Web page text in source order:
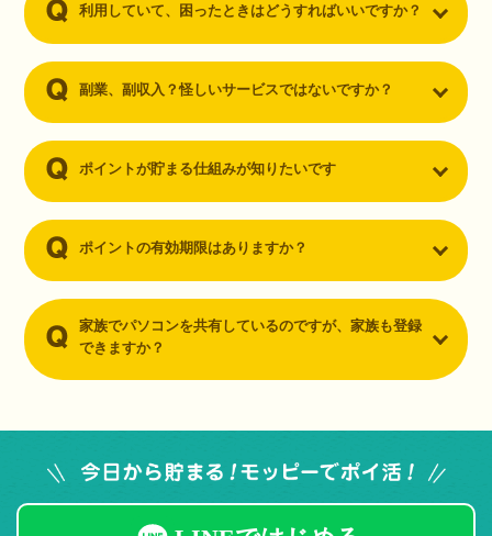
利用していて、困ったときはどうすればいいですか？
副業、副収入？怪しいサービスではないですか？
ポイントが貯まる仕組みが知りたいです
ポイントの有効期限はありますか？
家族でパソコンを共有しているのですが、家族も登録
できますか？